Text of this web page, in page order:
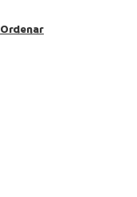
Ordenar